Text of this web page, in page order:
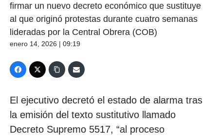
firmar un nuevo decreto económico que sustituye
al que originó protestas durante cuatro semanas
lideradas por la Central Obrera (COB)
enero 14, 2026 | 09:19
El ejecutivo decretó el estado de alarma tras
la emisión del texto sustitutivo llamado
Decreto Supremo 5517, “al proceso